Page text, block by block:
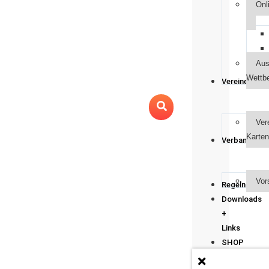
Vereine
Verband
Regeln
Downloads
+
Links
SHOP